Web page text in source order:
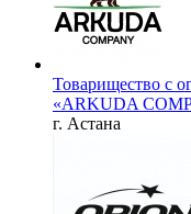
Товарищество с
«ARKUDA
г. Астана